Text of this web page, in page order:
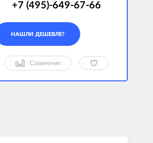
+7 (495)-649-67-66
Сравнение